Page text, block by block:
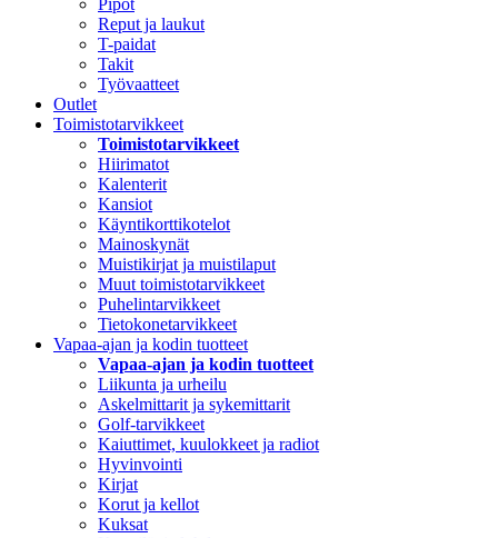
Pipot
Reput ja laukut
T-paidat
Takit
Työvaatteet
Outlet
Toimistotarvikkeet
Toimistotarvikkeet
Hiirimatot
Kalenterit
Kansiot
Käyntikorttikotelot
Mainoskynät
Muistikirjat ja muistilaput
Muut toimistotarvikkeet
Puhelintarvikkeet
Tietokonetarvikkeet
Vapaa-ajan ja kodin tuotteet
Vapaa-ajan ja kodin tuotteet
Liikunta ja urheilu
Askelmittarit ja sykemittarit
Golf-tarvikkeet
Kaiuttimet, kuulokkeet ja radiot
Hyvinvointi
Kirjat
Korut ja kellot
Kuksat